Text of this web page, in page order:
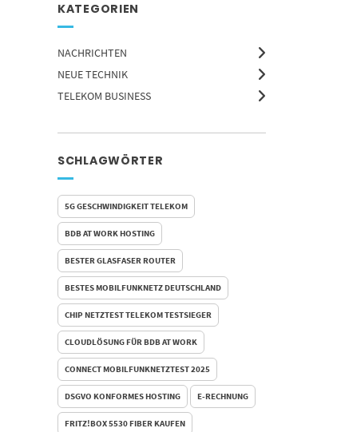
KATEGORIEN
NACHRICHTEN
NEUE TECHNIK
TELEKOM BUSINESS
SCHLAGWÖRTER
5G GESCHWINDIGKEIT TELEKOM
BDB AT WORK HOSTING
BESTER GLASFASER ROUTER
BESTES MOBILFUNKNETZ DEUTSCHLAND
CHIP NETZTEST TELEKOM TESTSIEGER
CLOUDLÖSUNG FÜR BDB AT WORK
CONNECT MOBILFUNKNETZTEST 2025
DSGVO KONFORMES HOSTING E-RECHNUNG
FRITZ!BOX 5530 FIBER KAUFEN